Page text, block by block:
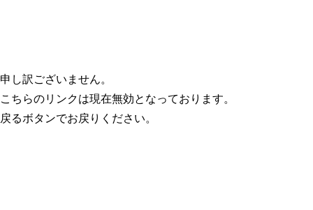
申し訳ございません。
こちらのリンクは現在無効となっております。
戻るボタンでお戻りください。